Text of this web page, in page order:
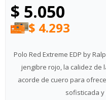
$ 5.050
$ 4.293
Polo Red Extreme EDP by
jengibre rojo, la calidez
acorde de cuero para
sofisticada